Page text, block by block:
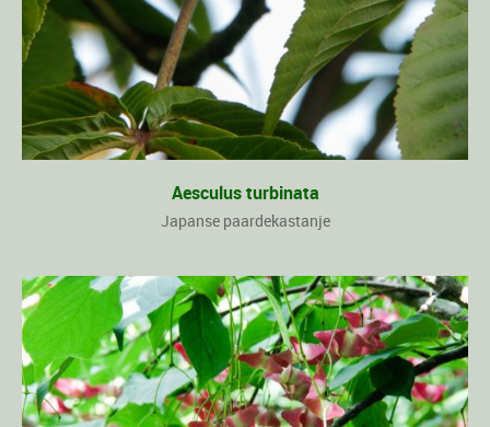
Aesculus turbinata
Japanse paardekastanje